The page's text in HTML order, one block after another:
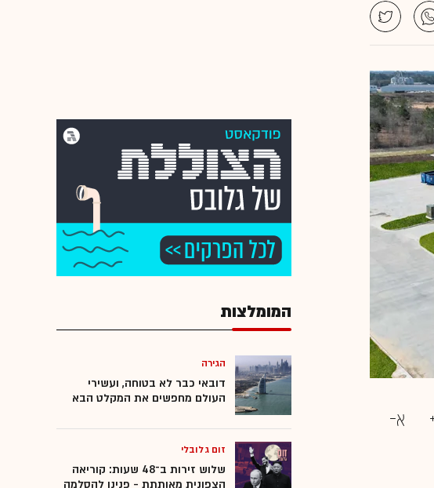
המומלצות
הגירה
דובאי כבר לא בטוחה, ועשירי
העולם מחפשים את המקלט הבא
זום גלובלי
שלוש זירות ב־48 שעות: קוריאה
הצפונית מאותתת - פנינו להסלמה